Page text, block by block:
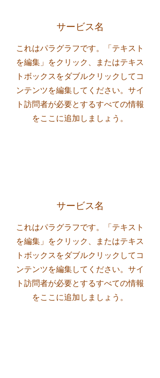
サービス名
これはパラグラフです。「テキスト
を編集」をクリック、またはテキス
トボックスをダブルクリックしてコ
ンテンツを編集してください。サイ
ト訪問者が必要とするすべての情報
をここに追加しましょう。
サービス名
これはパラグラフです。「テキスト
を編集」をクリック、またはテキス
トボックスをダブルクリックしてコ
ンテンツを編集してください。サイ
ト訪問者が必要とするすべての情報
をここに追加しましょう。